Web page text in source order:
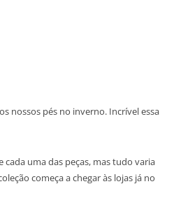
nossos pés no inverno. Incrível essa
cada uma das peças, mas tudo varia
começa a chegar às lojas já no